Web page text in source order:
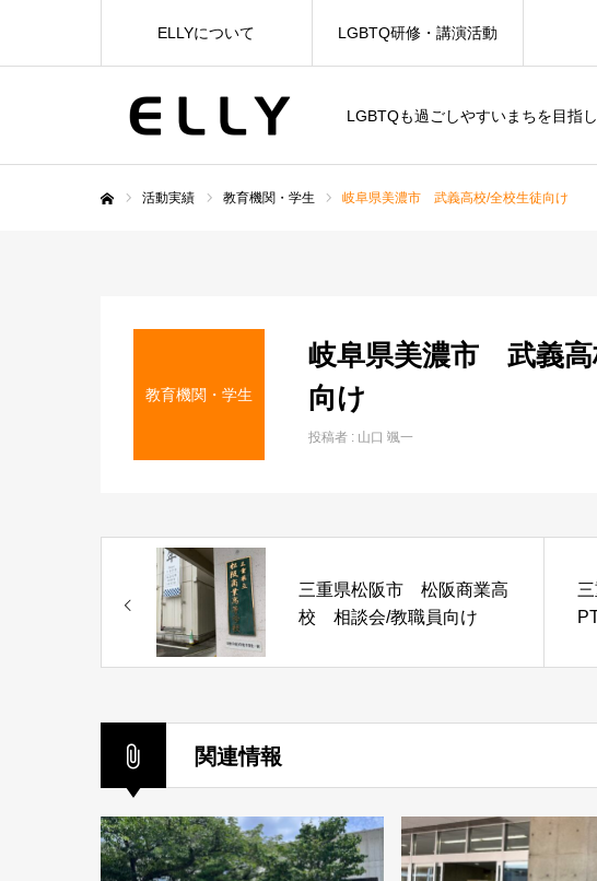
LGBTQも過ごしやすいまちを目指
ELLYについて LGBTQ研修・講演活動
活動実績 教育機関・学生 岐阜県美濃市 武義高校/全校生徒向け
教育機関・学生
岐阜県美濃市 武義高
向け
投稿者 : 山口 颯一
三重県松阪市 松阪商業高
校 相談会/教職員向け
関連情報